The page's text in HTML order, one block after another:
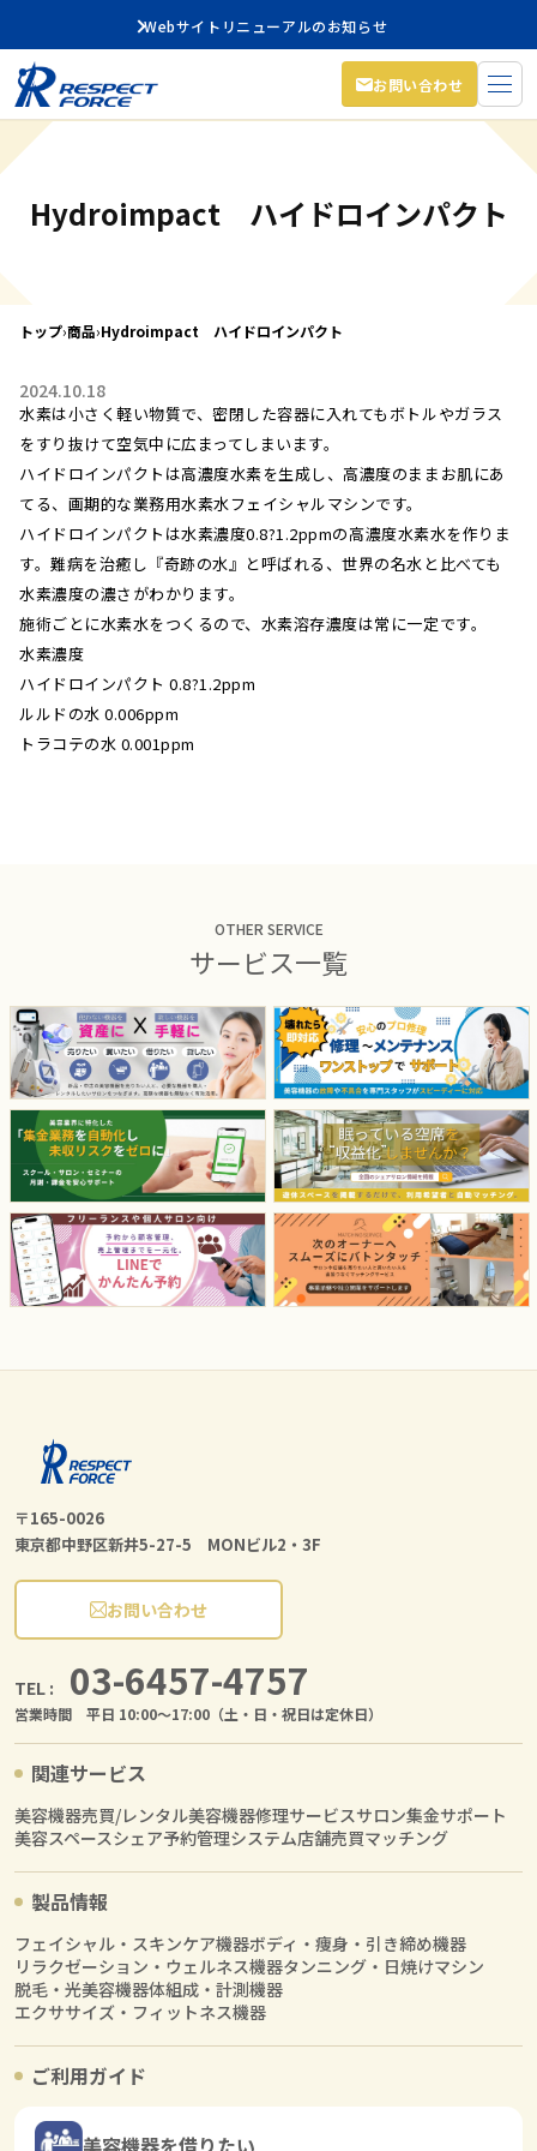
Webサイトリニューアルのお知らせ
お問い合わせ
Hydroimpact ハイドロインパクト
トップ›商品›Hydroimpact ハイドロインパクト
2024.10.18
水素は小さく軽い物質で、密閉した容器に入れてもボトルやガラス
をすり抜けて空気中に広まってしまいます。
ハイドロインパクトは高濃度水素を生成し、高濃度のままお肌にあ
てる、画期的な業務用水素水フェイシャルマシンです。
ハイドロインパクトは水素濃度0.8?1.2ppmの高濃度水素水を作りま
す。難病を治癒し『奇跡の水』と呼ばれる、世界の名水と比べても
水素濃度の濃さがわかります。
施術ごとに水素水をつくるので、水素溶存濃度は常に一定です。
水素濃度
ハイドロインパクト 0.8?1.2ppm
ルルドの水 0.006ppm
トラコテの水 0.001ppm
OTHER SERVICE
サービス一覧
〒165-0026
東京都中野区新井5-27-5 MONビル2・3F
お問い合わせ
TEL : 03-6457-4757
営業時間 平日 10:00〜17:00（土・日・祝日は定休日）
関連サービス
美容機器売買/レンタル美容機器修理サービスサロン集金サポート
美容スペースシェア予約管理システム店舗売買マッチング
製品情報
フェイシャル・スキンケア機器ボディ・痩身・引き締め機器
リラクゼーション・ウェルネス機器タンニング・日焼けマシン
脱毛・光美容機器体組成・計測機器
エクササイズ・フィットネス機器
ご利用ガイド
美容機器を借りたい